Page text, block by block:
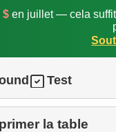
$en juillet — cela suffit
Test
la table